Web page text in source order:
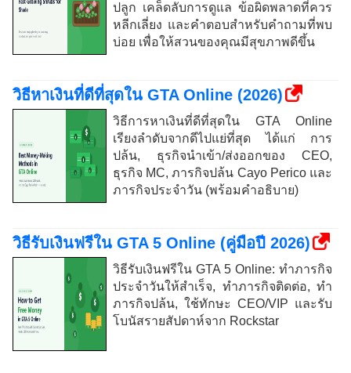
ปลูก เคล็ดลับการดูแล ข้อผิดพลาดที่ควร
หลีกเลี่ยง และคำตอบสำหรับคำถามที่พบ
บ่อย เพื่อให้สวนของคุณมีสุขภาพดีขึ้น
วิธีหาเงินที่ดีที่สุดใน GTA Online (2026)
วิธีการหาเงินที่ดีที่สุดใน GTA Online
เรียงลำดับจากดีไปแย่ที่สุด ได้แก่ การ
ปล้น, ธุรกิจนำเข้า/ส่งออกของ CEO,
ธุรกิจ MC, ภารกิจปล้น Cayo Perico และ
ภารกิจประจำวัน (พร้อมคำอธิบาย)
วิธีรับเงินฟรีใน GTA 5 Online (คู่มือปี 2026)
วิธีรับเงินฟรีใน GTA 5 Online: ทำภารกิจ
ประจำวันให้สำเร็จ, ทำภารกิจติดต่อ, ทำ
ภารกิจปล้น, ใช้ทักษะ CEO/VIP และรับ
โบนัสรายสัปดาห์จาก Rockstar